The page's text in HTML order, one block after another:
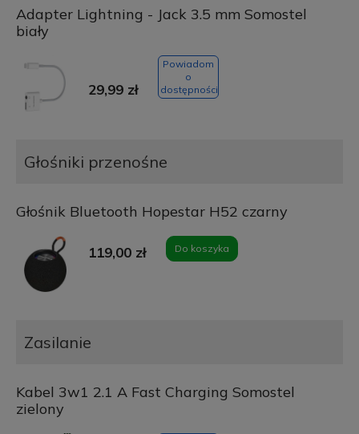
Adapter Lightning - Jack 3.5 mm Somostel
biały
29,99 zł
Powiadom
o
dostępności
Głośniki przenośne
Głośnik Bluetooth Hopestar H52 czarny
119,00 zł Do koszyka
Zasilanie
Kabel 3w1 2.1 A Fast Charging Somostel
zielony